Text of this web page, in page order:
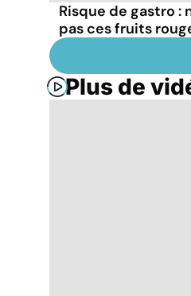
Risque de gastro :
pas ces fruits
Plus de